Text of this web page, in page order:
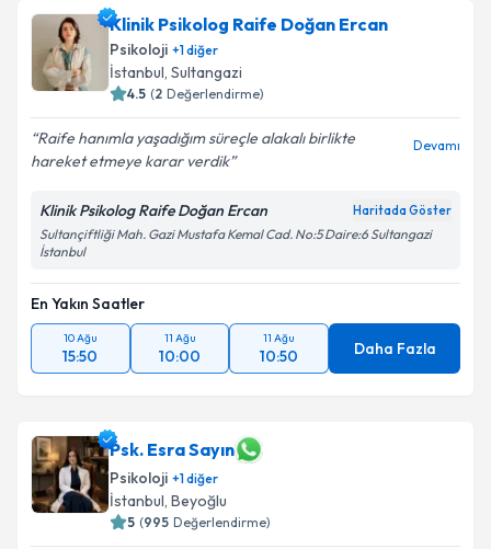
Klinik Psikolog Raife Doğan Ercan
Psikoloji +1diğer
İstanbul, Sultangazi
4.5 (2 Değerlendirme)
Raife hanımla yaşadığım süreçle alakalı birlikte
hareket etmeye karar verdik
Devamı
Klinik Psikolog Raife Doğan Ercan Haritada Göster
Sultançiftliği Mah. Gazi Mustafa Kemal Cad. No:5 Daire:6 Sultangazi
İstanbul
En Yakın Saatler
10 Ağu
15:50
11 Ağu
10:00
11 Ağu
10:50 Daha Fazla
Psk. Esra Sayın
Psikoloji +1diğer
İstanbul, Beyoğlu
5 (995 Değerlendirme)